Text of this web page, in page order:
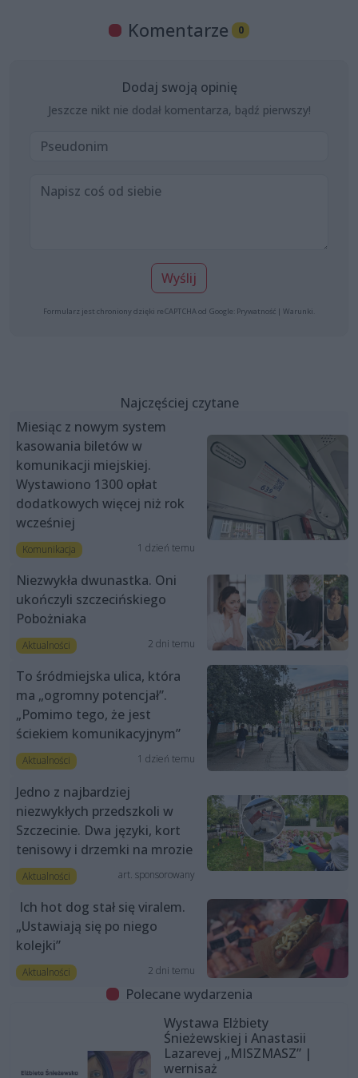
Komentarze 0
Dodaj swoją opinię
Jeszcze nikt nie dodał komentarza, bądź pierwszy!
Wyślij
Formularz jest chroniony dzięki reCAPTCHA od Google: Prywatność | Warunki
Najczęściej czytane
Miesiąc z nowym system
kasowania biletów w
komunikacji miejskiej.
Wystawiono 1300 opłat
dodatkowych więcej niż rok
wcześniej
Komunikacja 1 dzień temu
Niezwykła dwunastka. Oni
ukończyli szczecińskiego
Pobożniaka
Aktualności 2 dni temu
To śródmiejska ulica, która
ma „ogromny potencjał”.
„Pomimo tego, że jest
ściekiem komunikacyjnym”
Aktualności 1 dzień temu
Jedno z najbardziej
niezwykłych przedszkoli w
Szczecinie. Dwa języki, kort
tenisowy i drzemki na mrozie
Aktualności art. sponsorowany
Ich hot dog stał się viralem.
„Ustawiają się po niego
kolejki”
Aktualności 2 dni temu
Polecane wydarzenia
Wystawa Elżbiety
Śnieżewskiej i Anastasii
Lazarevej „MISZMASZ” |
wernisaż